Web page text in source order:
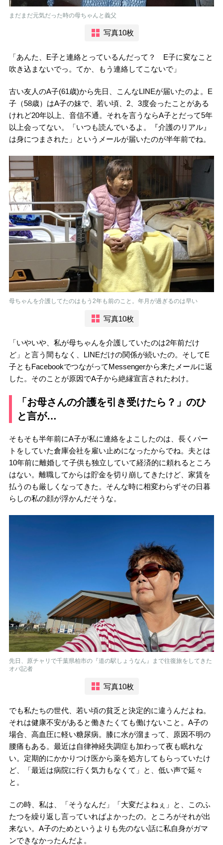
まだまだ元気だった時の母ちゃんと義父
写真10枚
「あんた、E子と連絡とっているんだって？ E子に変なこと
吹き込まないでっ。てか、もう連絡してこないで」
古い友人のA子(61歳)から先日、こんなLINEが届いたのよ。E
子（58歳）はA子の妹で、若い頃、2、3度会ったことがある
けれど20年以上、音信不通。それを言うならA子とだって5年
以上会ってない。「いつも読んでいるよ。『介護のリアル』
は身につまされた」というメールが届いたのが半年前でね。
母ちゃんを介護してたのはもう2年も前のこと。年月が過ぎるのは早い
写真10枚
「いやいや、私が母ちゃんを介護していたのは2年前だけ
ど」と言う間もなく、LINEだけの関係が続いたの。そしてE
子ともFacebookでつながってMessengerから来たメールに返
した。そのことが原因でA子から絶縁宣言されたわけ。
「お母さんの介護を引き受けたら？」のひ
と言が…
そもそも半年前にA子が私に連絡をよこしたのは、長くパー
トをしていた倉庫会社を雇い止めになったからでね。夫とは
10年前に離婚して子供も独立していて経済的に頼れるところ
はない。離職してからは貯金を切り崩してきたけど、家賃を
払うのも厳しくなってきた。そんな時に相変わらずその日暮
らしの私の顔が浮かんだそうな。
先日、原チャリで千葉県柏市の『道の駅しょうなん』まで往復旅をしてきた
オバ記者
写真10枚
でも私たちの世代、若い頃の貧乏と決定的に違うんだよね。
それは健康不安があると働きたくても働けないこと。A子の
場合、高血圧に軽い糖尿病。膝に水が溜まって、原因不明の
腰痛もある。最近は自律神経失調症も加わって夜も眠れな
い。定期的にかかりつけ医から薬を処方してもらっていたけ
ど、「最近は病院に行く気力もなくて」と、低い声で延々
と。
この時、私は、「そうなんだ」「大変だよねぇ」と、このふ
たつを繰り返し言っていればよかったの。ところがそれが出
来ない。A子のためというよりも先のない話に私自身がガマ
ンできなかったんだよ。